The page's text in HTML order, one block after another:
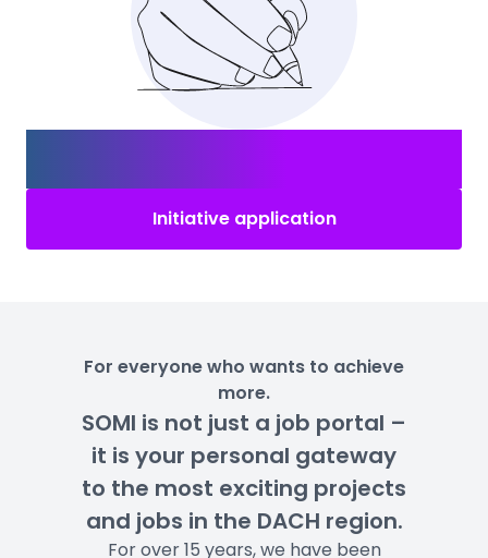
Initiative application
For everyone who wants to achieve
more.
SOMI is not just a job portal –
it is your personal gateway
to the most exciting projects
and jobs in the DACH region.
For over 15 years, we have been